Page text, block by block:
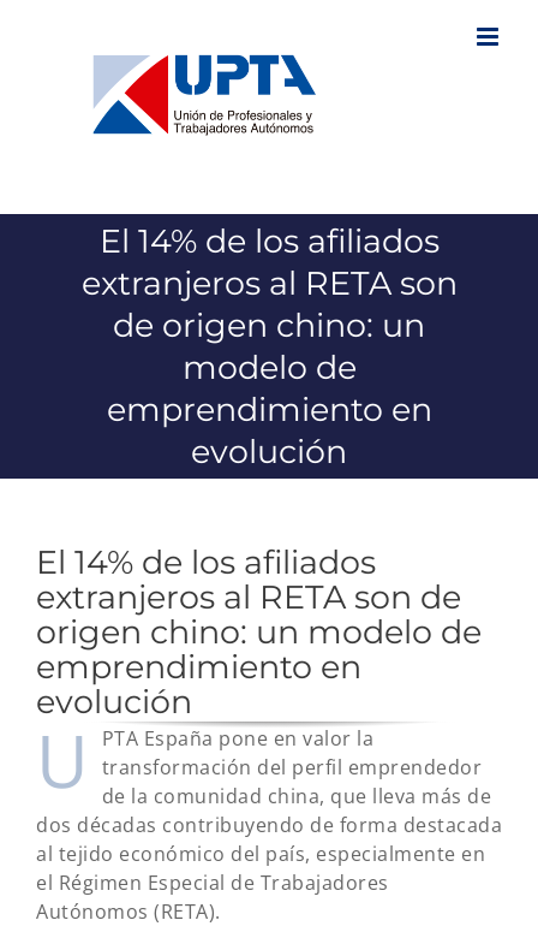
El 14% de los afiliados
extranjeros al RETA son
de origen chino: un
modelo de
emprendimiento en
evolución
El 14% de los afiliados
extranjeros al RETA son de
origen chino: un modelo de
emprendimiento en
evolución
U
PTA España pone en valor la
transformación del perfil emprendedor
de la comunidad china, que lleva más de
dos décadas contribuyendo de forma destacada
al tejido económico del país, especialmente en
el Régimen Especial de Trabajadores
Autónomos (RETA).